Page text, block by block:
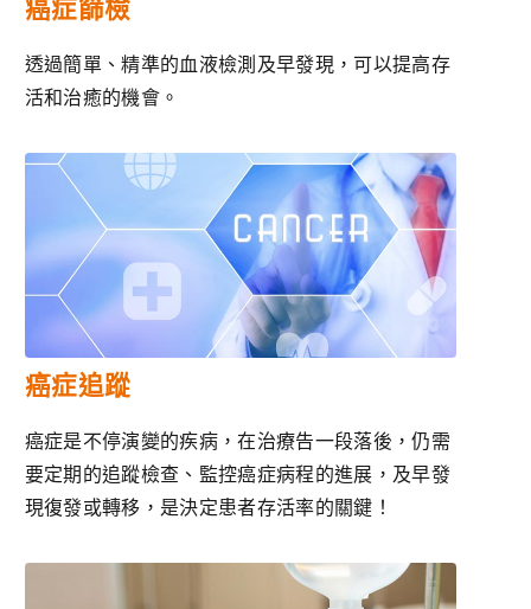
癌症篩檢
透過簡單、精準的血液檢測及早發現，可以提高存
活和治癒的機會。
癌症追蹤
癌症是不停演變的疾病，在治療告一段落後，仍需
要定期的追蹤檢查、監控癌症病程的進展，及早發
現復發或轉移，是決定患者存活率的關鍵！